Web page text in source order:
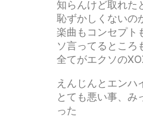
知らんけど取れた
恥ずかしくないの
楽曲もコンセプト
ソ言ってるところ
全てがエクソの
えんじんとエンハ
とても悪い事、み
った